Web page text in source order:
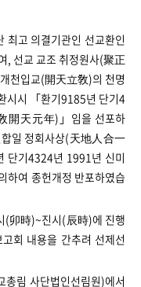
고 의결기관인 선교환인
, 선교 교조 취정원사(聚正
천입교(開天立敎)의 천명
시시 「환기9185년 단기4
開天元年)」임을 선포하
일 정회사상(天地人合一
단기4324년 1991년 신미
여 종헌개정 반포하였습
(卯時)~진시(辰時)에 진행
회 내용을 간추려 선제선
림 사단법인선림원)에서